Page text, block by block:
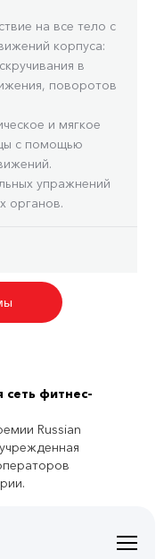
на все тело с
корпуса:
в
поворотов
и мягкое
с помощью
упражнений
органов.
фитнес-
Russian